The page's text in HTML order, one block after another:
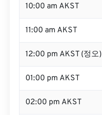
10:00 am AKST
11:00 am AKST
12:00 pm AKST (정오)
01:00 pm AKST
02:00 pm AKST